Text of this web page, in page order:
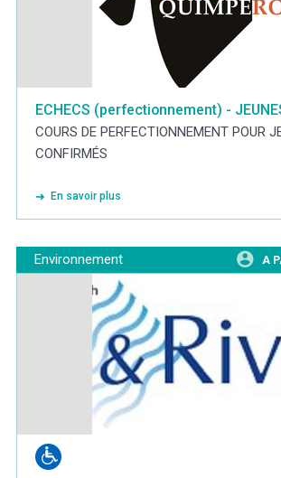
ECHECS (perfectionnement) -
COURS DE PERFECTIONNEMENT POUR
CONFIRMÉS
En savoir plus
Environnement A